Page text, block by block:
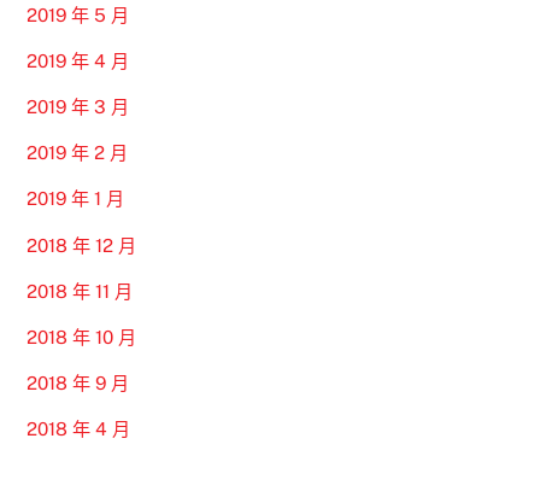
2019 年 5 月
2019 年 4 月
2019 年 3 月
2019 年 2 月
2019 年 1 月
2018 年 12 月
2018 年 11 月
2018 年 10 月
2018 年 9 月
2018 年 4 月